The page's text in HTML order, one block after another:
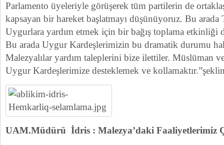
Parlamento üyeleriyle görüşerek tüm partilerin de
kapsayan bir hareket başlatmayı düşünüyoruz. Bu arada
Uygurlara yardım etmek için bir bağış toplama
Bu arada Uygur Kardeşlerimizin bu dramatik durumu
Malezyalılar yardım taleplerini bize ilettiler. Müslüman
Uygur Kardeşlerimize desteklemek ve
UAM.Müdürü İdris : Malezya’daki Faaliyetlerimiz